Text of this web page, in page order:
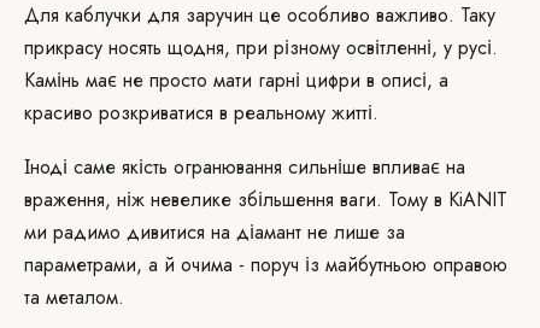
Для каблучки для заручин це особливо важливо. Таку
прикрасу носять щодня, при різному освітленні, у русі.
Камінь має не просто мати гарні цифри в описі, а
красиво розкриватися в реальному житті.
Іноді саме якість огранювання сильніше впливає на
враження, ніж невелике збільшення ваги. Тому в KiANIT
ми радимо дивитися на діамант не лише за
параметрами, а й очима - поруч із майбутньою оправою
та металом.